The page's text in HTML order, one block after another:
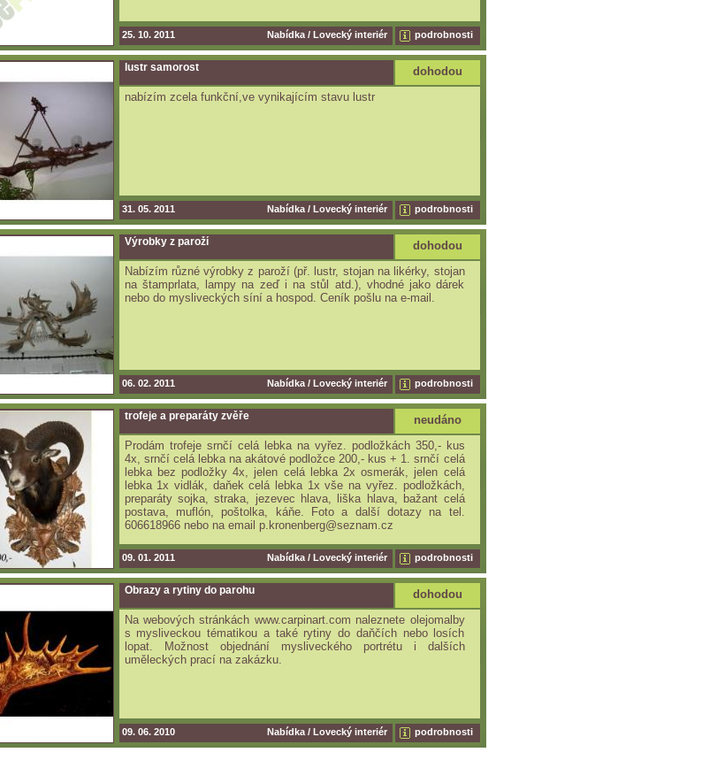
podrobnosti
25. 10. 2011 Nabídka / Lovecký interiér
lustr samorost
dohodou
nabízím zcela funkční,ve vynikajícím stavu lustr
podrobnosti
31. 05. 2011 Nabídka / Lovecký interiér
Výrobky z paroží
dohodou
Nabízím různé výrobky z paroží (př. lustr, stojan na likérky, stojan
na štamprlata, lampy na zeď i na stůl atd.), vhodné jako dárek
nebo do mysliveckých síní a hospod. Ceník pošlu na e-mail.
podrobnosti
06. 02. 2011 Nabídka / Lovecký interiér
trofeje a preparáty zvěře
neudáno
Prodám trofeje srnčí celá lebka na vyřez. podložkách 350,- kus
4x, srnčí celá lebka na akátové podložce 200,- kus + 1. srnčí celá
lebka bez podložky 4x, jelen celá lebka 2x osmerák, jelen celá
lebka 1x vidlák, daňek celá lebka 1x vše na vyřez. podložkách,
preparáty sojka, straka, jezevec hlava, liška hlava, bažant celá
postava, muflón, poštolka, káňe. Foto a další dotazy na tel.
606618966 nebo na email p.kronenberg@seznam.cz
podrobnosti
09. 01. 2011 Nabídka / Lovecký interiér
Obrazy a rytiny do parohu
dohodou
Na webových stránkách www.carpinart.com naleznete olejomalby
s mysliveckou tématikou a také rytiny do daňčích nebo losích
lopat. Možnost objednání mysliveckého portrétu i dalších
uměleckých prací na zakázku.
podrobnosti
09. 06. 2010 Nabídka / Lovecký interiér